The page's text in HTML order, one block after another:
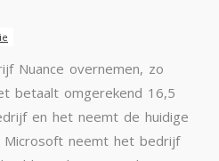
Nuance overnemen, zo
betaalt omgerekend 16,5
en het neemt de huidige
Microsoft neemt het bedrijf